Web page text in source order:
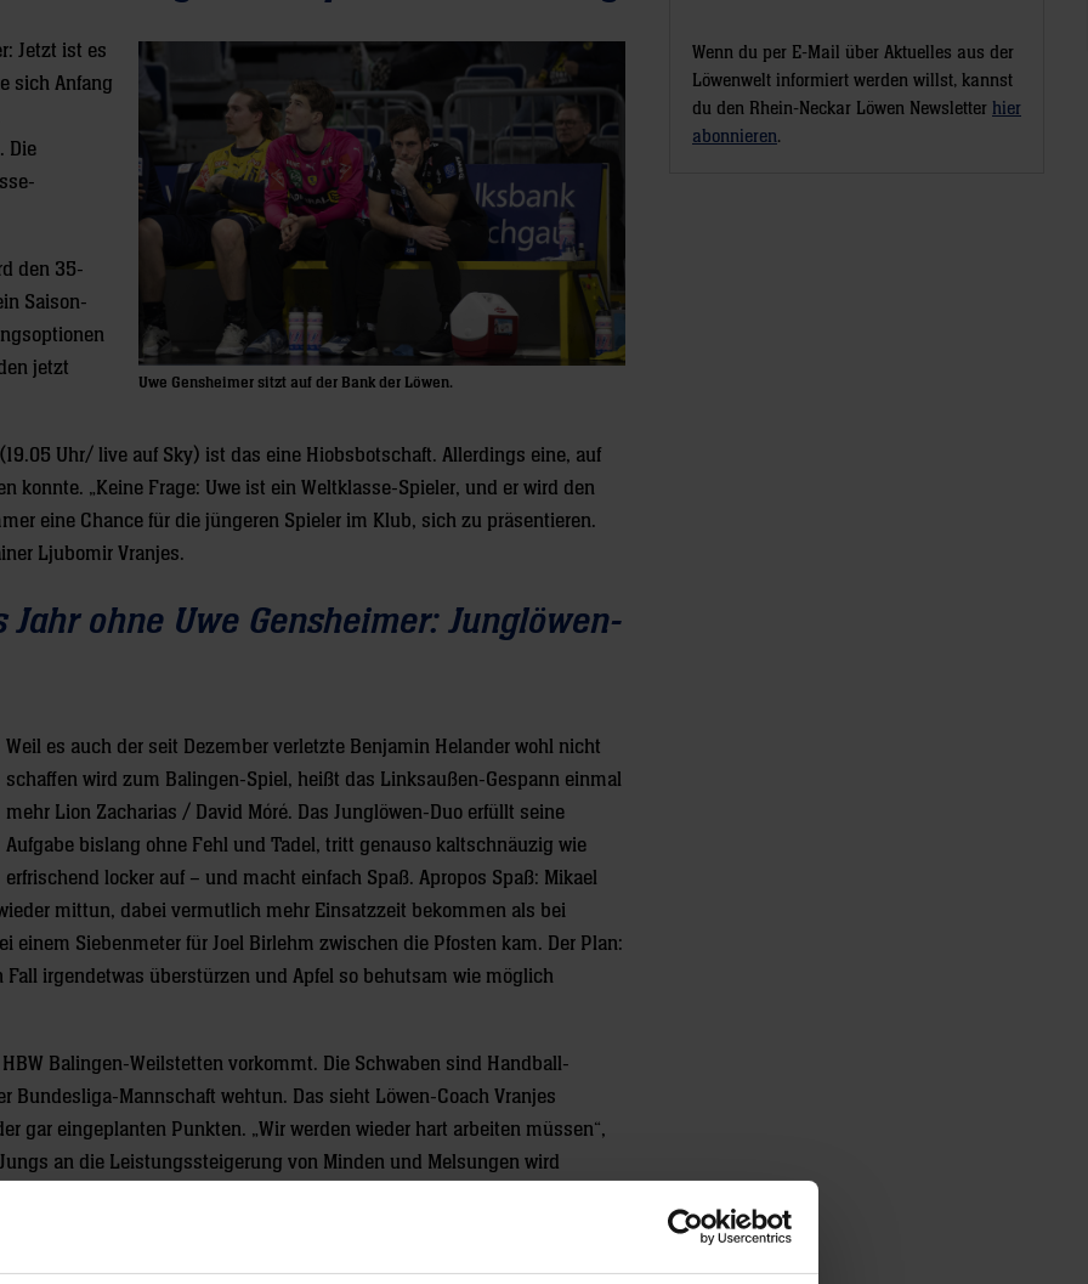
Uwe Gensheimer sitzt auf der Bank der Löwen.
Jetzt ist es
sich Anfang
Die
den 35-
Saison-
jetzt
Uhr/ live auf Sky) ist das eine Hiobsbotschaft. Allerdings eine, auf
„Keine Frage: Uwe ist ein Weltklasse-Spieler, und er wird den
eine Chance für die jüngeren Spieler im Klub, sich zu präsentieren.
Ljubomir Vranjes.
ohne Uwe Gensheimer: Junglöwen-
Weil es auch der seit Dezember verletzte Benjamin Helander wohl nicht
schaffen wird zum Balingen-Spiel, heißt das Linksaußen-Gespann einmal
mehr Lion Zacharias / David Móré. Das Junglöwen-Duo erfüllt seine
Aufgabe bislang ohne Fehl und Tadel, tritt genauso kaltschnäuzig wie
erfrischend locker auf – und macht einfach Spaß. Apropos Spaß: Mikael
mittun, dabei vermutlich mehr Einsatzzeit bekommen als bei
Siebenmeter für Joel Birlehm zwischen die Pfosten kam. Der Plan:
irgendetwas überstürzen und Apfel so behutsam wie möglich
Balingen-Weilstetten vorkommt. Die Schwaben sind Handball-
Bundesliga-Mannschaft wehtun. Das sieht Löwen-Coach Vranjes
gar eingeplanten Punkten. „Wir werden wieder hart arbeiten müssen“,
an die Leistungssteigerung von Minden und Melsungen wird
in der Tabelle der LIQUI MOLY HBL auf 19:25 Punkte und Platz zehn
Stück auf den letzten Tabellenplatz zurückgefallen, wo man mit 9:35
spielt.
Wenn du per E-Mail über Aktuelles aus der
Löwenwelt informiert werden willst, kannst
du den Rhein-Neckar Löwen Newsletter hier
abonnieren.